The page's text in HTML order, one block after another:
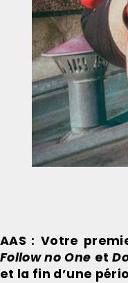
AAS : Votre
Follow no One et
et la fin d’une